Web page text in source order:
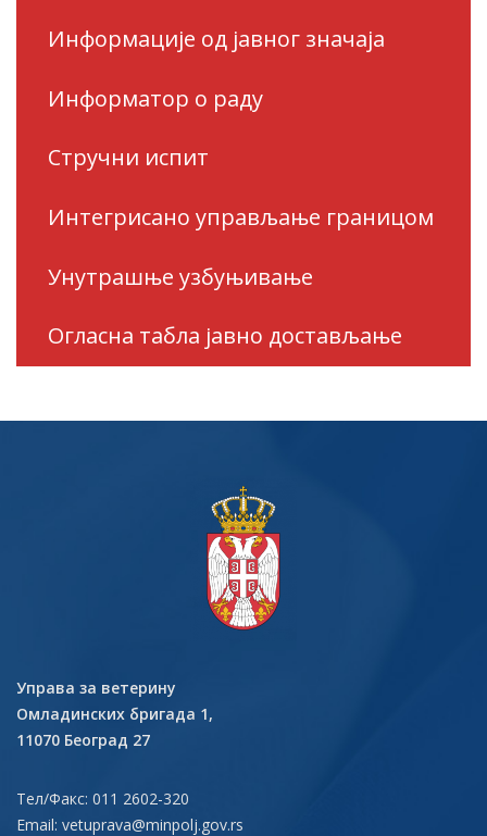
Информације од јавног значаја
Информатор о раду
Стручни испит
Интегрисано управљање границом
Унутрашње узбуњивање
Огласна табла јавно достављање
Управа за ветерину
Омладинских бригада 1,
11070 Београд 27
Тел/Факс: 011 2602-320
Email: vetuprava@minpolj.gov.rs